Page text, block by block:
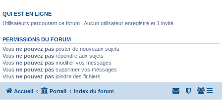
QUI EST EN LIGNE
Utilisateurs parcourant ce forum : Aucun utilisateur enregistré et 1 invité
PERMISSIONS DU FORUM
Vous ne pouvez pas poster de nouveaux sujets
Vous ne pouvez pas répondre aux sujets
Vous ne pouvez pas modifier vos messages
Vous ne pouvez pas supprimer vos messages
Vous ne pouvez pas joindre des fichiers
Accueil Portail Index du forum